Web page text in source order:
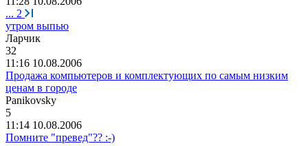
... 2
утром выпью
Лаpчик
32
11:16 10.08.2006
Продажа компьютеров и комплектующих по самым низким
ценам в городе
Panikovsky
5
11:14 10.08.2006
Помните "превед"?? :-)